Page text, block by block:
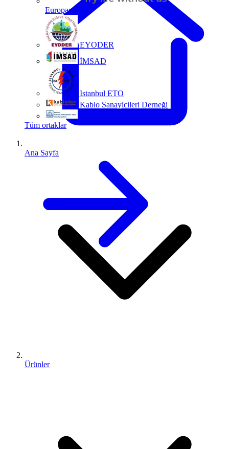
Europacable
EYODER
İMSAD
Istanbul ETO
Kablo Sanayicileri Derneği
Tüm ortaklar
Ana Sayfa
Ürünler